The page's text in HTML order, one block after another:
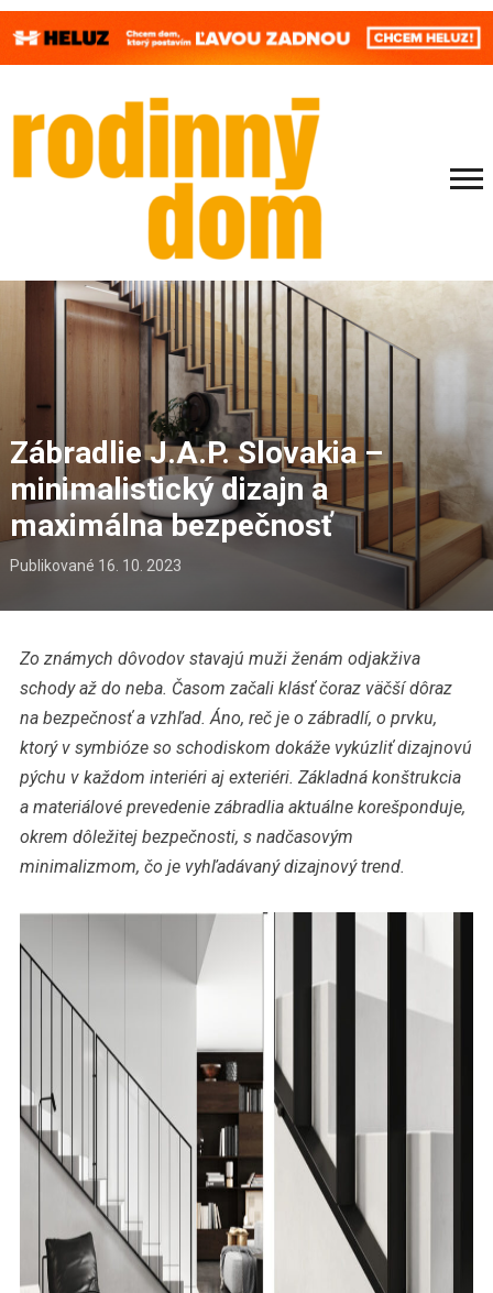
Zábradlie J.A.P. Slovakia –
minimalistický dizajn a
maximálna bezpečnosť
Publikované 16. 10. 2023
Zo známych dôvodov stavajú muži ženám odjakživa
schody až do neba. Časom začali klásť čoraz väčší dôraz
na bezpečnosť a vzhľad. Áno, reč je o zábradlí, o prvku,
ktorý v symbióze so schodiskom dokáže vykúzliť dizajnovú
pýchu v každom interiéri aj exteriéri. Základná konštrukcia
a materiálové prevedenie zábradlia aktuálne korešponduje,
okrem dôležitej bezpečnosti, s nadčasovým
minimalizmom, čo je vyhľadávaný dizajnový trend.